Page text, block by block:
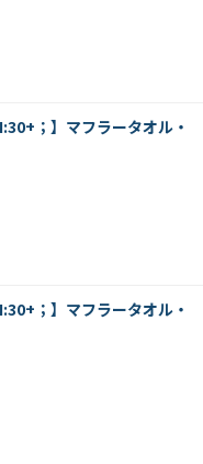
；】マフラータオル・
；】マフラータオル・